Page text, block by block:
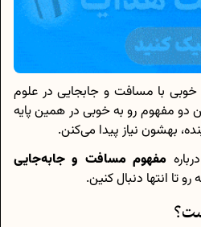
خوبی با مسافت و جابجایی در علوم
دو مفهوم رو به خوبی در همین پایه
بهشون نیاز پیدا می‌کنن.
مفهوم مسافت و جابه‌جایی
تا انتها دنبال کنین.